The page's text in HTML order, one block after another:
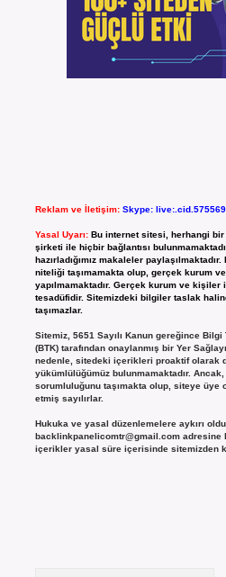
Reklam ve İletişim: Skype:
Yasal Uyarı: Bu internet sitesi, herhangi
şirketi ile hiçbir bağlantısı
hazırladığımız makaleler
niteliği taşımamakta olup, gerçek kurum
yapılmamaktadır. Gerçek kurum ve
tesadüfidir. Sitemizdeki bilgiler taslak
taşımazlar.
Sitemiz, 5651 Sayılı Kanun gereğince
(BTK) tarafından onaylanmış bir Yer
nedenle, sitedeki içerikleri proaktif olarak
yükümlülüğümüz bulunmamaktadır.
sorumluluğunu taşımakta olup, siteye üye
etmiş sayılırlar.
Hukuka ve yasal düzenlemelere aykırı
backlinkpanelicomtr@gmail.comadresine
içerikler yasal süre içerisinde sitemizden